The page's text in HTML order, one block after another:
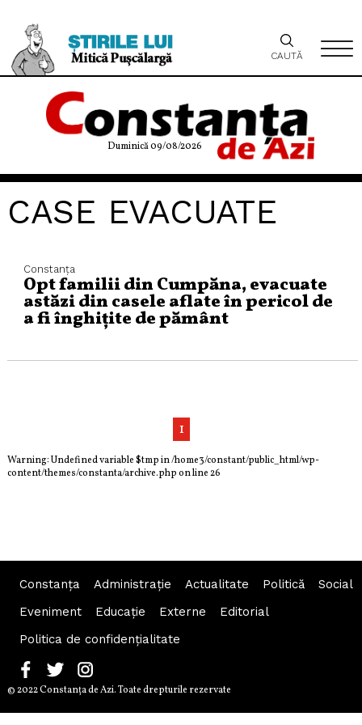
Duminică 09/08/2026
CAUTĂ
CASE EVACUATE
Constanța
Opt familii din Cumpăna, evacuate
astăzi din casele aflate în pericol de
a fi înghițite de pământ
1
Warning: Undefined variable $tmp in/home3/constant/public_html/wp-
content/themes/constanta/archive.phpon line26
Constanța Administraţie Actualitate Politică
Social
Eveniment
Educaţie Externe
Editorial
Politica de confidențialitate
© 2022 Constanţa de Azi. Toate drepturile rezervate